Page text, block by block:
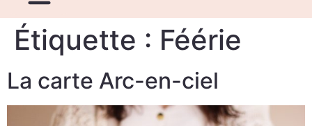
Étiquette : Féérie
La carte Arc-en-ciel